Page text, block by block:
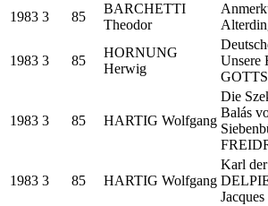
1983 3 85
BARCHETTI
Theodor
1983 3 85
HORNUNG
Herwig
Unsere
1983 3 85 HARTIG Wolfgang
Die
Balás
1983 3 85 HARTIG Wolfgang
Karl
Jacques